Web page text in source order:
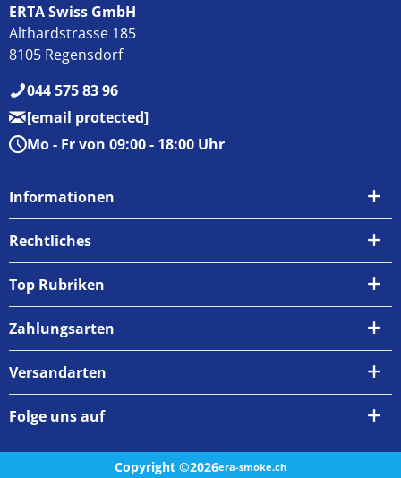
ERTA Swiss GmbH
Althardstrasse 185
8105 Regensdorf
044 575 83 96
[email protected]
Mo - Fr von 09:00 - 18:00 Uhr
Informationen
Über uns
Zahlungsarten
Versand & Abholung
Newsletter
Rückgabe & Umtausch
Rechtliches
AGB
Widerrufsrecht
Top Rubriken
Zahlungsarten
Versandarten
Folge uns auf
Copyright ©2026era-smoke.ch